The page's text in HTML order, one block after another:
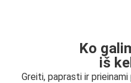
Ko
iš
Greiti, paprasti ir